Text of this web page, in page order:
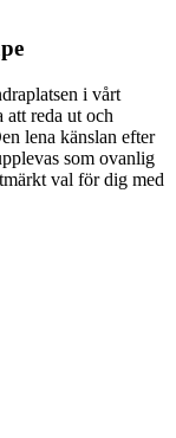
i vårt
att reda ut och
lena känslan efter
som ovanlig
val för dig med